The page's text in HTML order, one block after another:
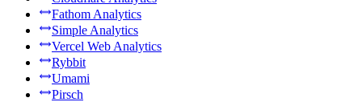
Fathom Analytics
Simple Analytics
Vercel Web Analytics
Rybbit
Umami
Pirsch